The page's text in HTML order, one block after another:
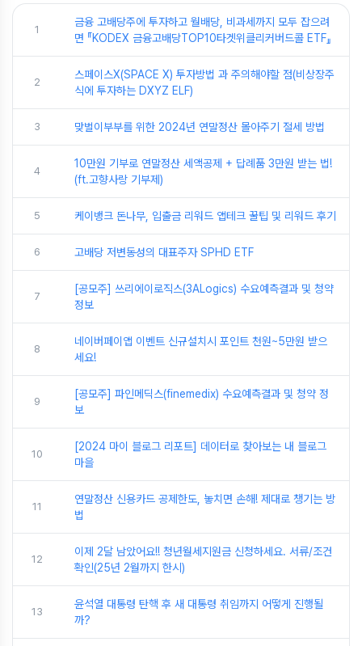
1
금융 고배당주에 투자하고 월배당, 비과세까지 모두 잡으려
면 『KODEX 금융고배당TOP10타겟위클리커버드콜 ETF』
2
스페이스X(SPACE X) 투자방법 과 주의해야할 점(비상장주
식에 투자하는 DXYZ ELF)
3 맞벌이부부를 위한 2024년 연말정산 몰아주기 절세 방법
4
10만원 기부로 연말정산 세액공제 + 답례품 3만원 받는 법!
(ft.고향사랑 기부제)
5 케이뱅크 돈나무, 입출금 리워드 앱테크 꿀팁 및 리워드 후기
6 고배당 저변동성의 대표주자 SPHD ETF
7
[공모주] 쓰리에이로직스(3ALogics) 수요예측결과 및 청약
정보
8
네이버페이앱 이벤트 신규설치시 포인트 천원~5만원 받으
세요!
9
[공모주] 파인메딕스(finemedix) 수요예측결과 및 청약 정
보
10
[2024 마이 블로그 리포트] 데이터로 찾아보는 내 블로그
마을
11
연말정산 신용카드 공제한도, 놓치면 손해! 제대로 챙기는 방
법
12
이제 2달 남았어요!! 청년월세지원금 신청하세요. 서류/조건
확인(25년 2월까지 한시)
13
윤석열 대통령 탄핵 후 새 대통령 취임까지 어떻게 진행될
까?